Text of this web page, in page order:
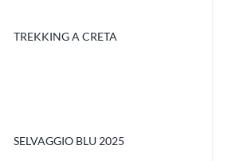
TREKKING A CRETA
SELVAGGIO BLU 2025